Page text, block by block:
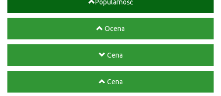
Popularność
Ocena
Cena
Cena